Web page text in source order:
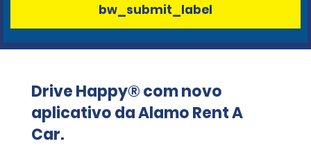
bw_submit_label
Drive Happy® com novo
aplicativo da Alamo Rent A
Car.